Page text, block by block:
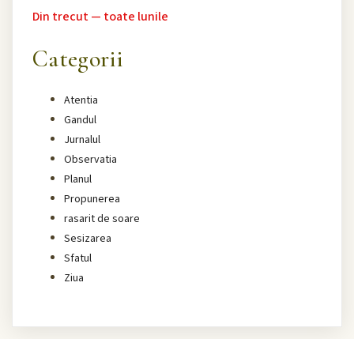
Din trecut — toate lunile
Categorii
Atentia
Gandul
Jurnalul
Observatia
Planul
Propunerea
rasarit de soare
Sesizarea
Sfatul
Ziua